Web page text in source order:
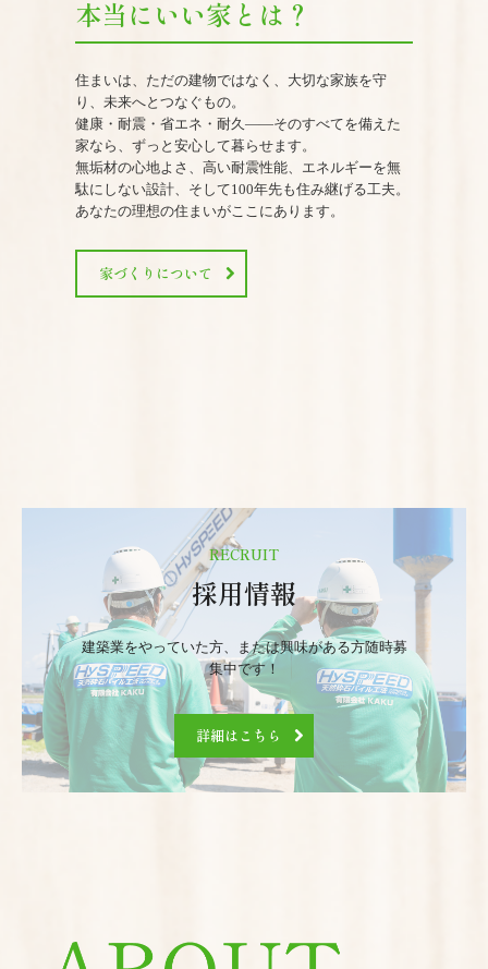
住まいは、ただの建物ではなく、大切な家族を守
り、未来へとつなぐもの。
健康・耐震・省エネ・耐久――そのすべてを備えた
家なら、ずっと安心して暮らせます。
無垢材の心地よさ、高い耐震性能、エネルギーを無
駄にしない設計、そして100年先も住み継げる工夫。
家づくりについて
RECRUIT
採用情報
建築業をやっていた方、または興味がある方随時募
集中です！
詳細はこちら